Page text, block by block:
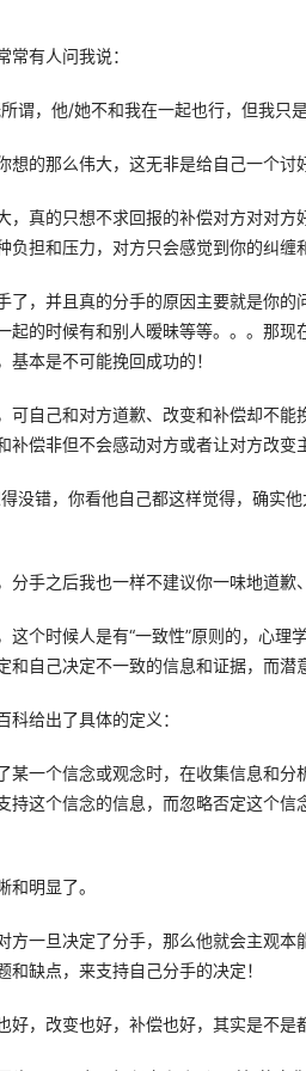
常有人问我说：
谓，他/她不和我在一起也行，但我只
想的那么伟大，这无非是给自己一个
，真的只想不求回报的补偿对方对对方
负担和压力，对方只会感觉到你的纠缠
，并且真的分手的原因主要就是你的
起的时候有和别人暧昧等等。。。那
基本是不可能挽回成功的！
可自己和对方道歉、改变和补偿却不能
补偿非但不会感动对方或者让对方改
没错，你看他自己都这样觉得，确实
分手之后我也一样不建议你一味地道歉
这个时候人是有“一致性”原则的，心
和自己决定不一致的信息和证据，而潜
科给出了具体的定义：
某一个信念或观念时，在收集信息和分
持这个信念的信息，而忽略否定这个
和明显了。
方一旦决定了分手，那么他就会主观
和缺点，来支持自己分手的决定！
好，改变也好，补偿也好，其实是不是